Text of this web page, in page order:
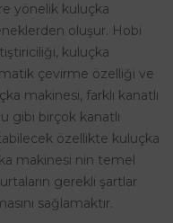
yönelik kuluçka
oluşur. Hobi
kuluçka
çevirme özelliği ve
makinesi, farklı kanatlı
gibi birçok kanatlı
özellikte kuluçka
makinesi nin temel
gerekli şartlar
sağlamaktır.